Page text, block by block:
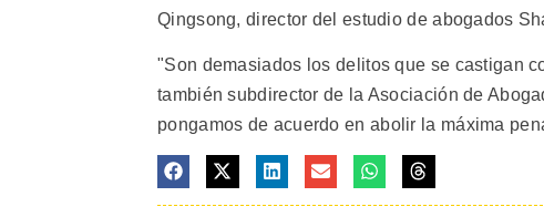
Qingsong, director del estudio de abogados
"Son demasiados los delitos que se castigan
también subdirector de la Asociación de
pongamos de acuerdo en abolir la máxima